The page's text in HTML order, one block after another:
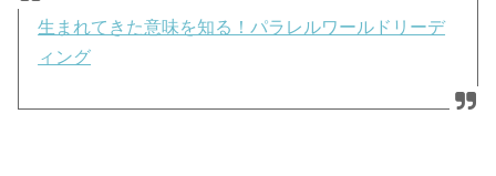
生まれてきた意味を知る！パラレルワールドリーデ
ィング